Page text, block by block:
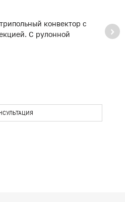
конвектор с
С рулонной